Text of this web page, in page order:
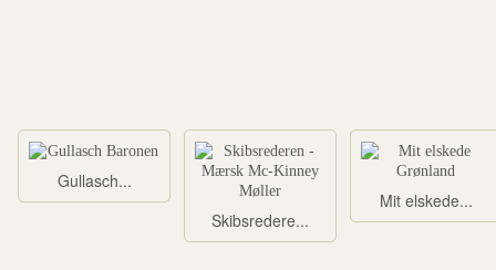
Gullasch...
Skibsredere...
Mit elskede...